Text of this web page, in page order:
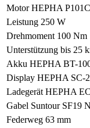
Motor HEPHA
Leistung 250 W
Drehmoment 100 Nm
Unterstützung bis 25
Akku HEPHA BT-
Display HEPHA SC-
Ladegerät HEPHA
Gabel Suntour SF19
Federweg 63 mm